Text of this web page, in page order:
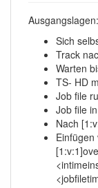
Sich
Track
Warten
TS- HD
Job file
Job file
Nach
Einfügen